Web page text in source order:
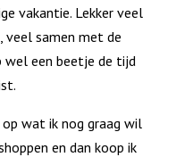
vakantie. Lekker veel
veel samen met de
wel een beetje de tijd
wat ik nog graag wil
en dan koop ik